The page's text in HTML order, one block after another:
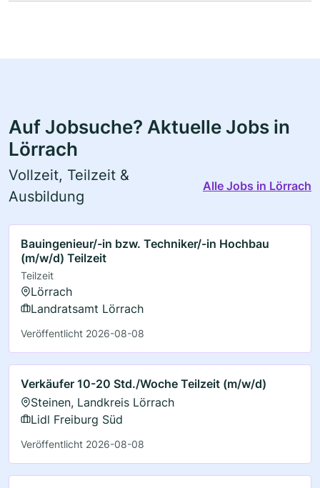
Auf Jobsuche? Aktuelle Jobs in
Lörrach
Vollzeit, Teilzeit &
Ausbildung
Alle Jobs in Lörrach
Bauingenieur/-in bzw. Techniker/-in Hochbau
(m/w/d) Teilzeit
Teilzeit
Lörrach
Landratsamt Lörrach
Veröffentlicht 2026-08-08
Verkäufer 10-20 Std./Woche Teilzeit (m/w/d)
Steinen, Landkreis Lörrach
Lidl Freiburg Süd
Veröffentlicht 2026-08-08